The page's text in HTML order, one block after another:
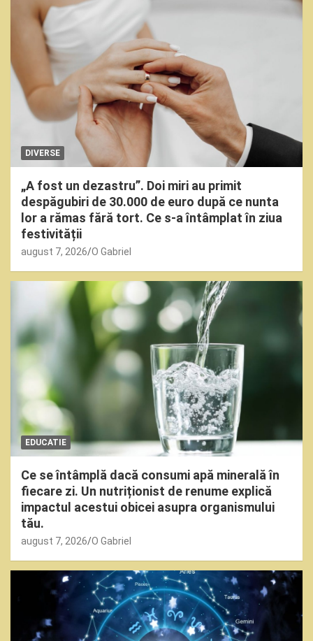
DIVERSE
„A fost un dezastru”. Doi miri au primit
despăgubiri de 30.000 de euro după ce nunta
lor a rămas fără tort. Ce s-a întâmplat în ziua
festivității
august 7, 2026 O Gabriel
EDUCATIE
Ce se întâmplă dacă consumi apă minerală în
fiecare zi. Un nutriționist de renume explică
impactul acestui obicei asupra organismului
tău.
august 7, 2026 O Gabriel